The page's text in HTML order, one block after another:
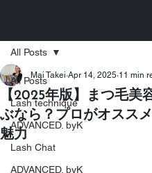
All Posts
Lash technique
ADVANCED. byK
Lash Chat
ADVANCED. byK
All Posts
【2025年版】まつ毛美
ぶなら？プロがオスス
魅力
Mai Takei Apr 14, 2025 11 min